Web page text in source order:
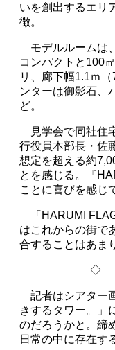
いを創出するエリ
徴。
モデルルームは
コンパクトと 100
リ、廊下幅1.1ｍ（
ンターは御影石、
ど。
見学会で同社住
行役員本部長・佐
想定を超える約
とを感じる。『
ことに喜びを感じ
「 HARUMI
はこれからの街で
合することはあま
記者はシアター
きするタワー。」
のだろうかと。締
日常の中に存在す